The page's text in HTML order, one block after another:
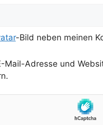
-Bild neben meinen
Mail-Adresse und